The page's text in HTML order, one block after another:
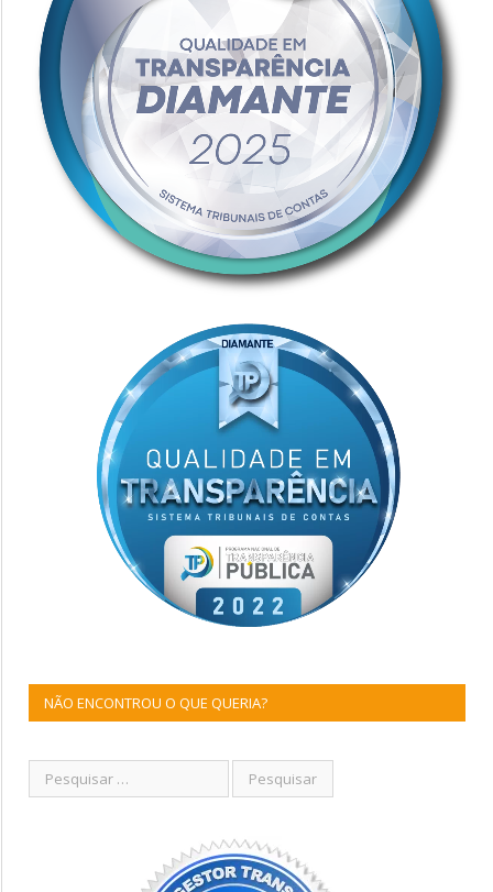
NÃO ENCONTROU O QUE QUERIA?